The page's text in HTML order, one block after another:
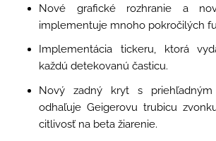
Nové grafické rozhranie a
implementuje mnoho pokročilých
Implementácia tickeru, ktorá
každú detekovanú časticu.
Nový zadný kryt s
odhaľuje Geigerovu trubicu
citlivosť na beta žiarenie.